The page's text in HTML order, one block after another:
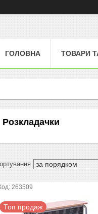
ГОЛОВНА ТОВАРИ
Розкладачки
263509
Топ продаж